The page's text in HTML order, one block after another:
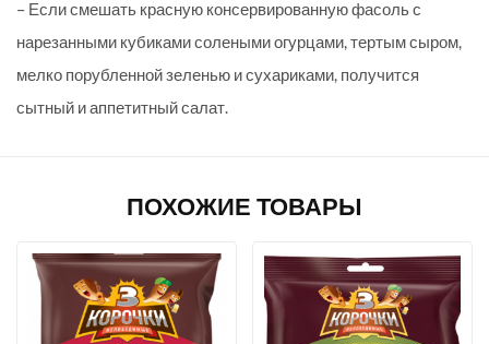
– Если смешать красную консервированную фасоль с
нарезанными кубиками солеными огурцами, тертым сыром,
мелко порубленной зеленью и сухариками, получится
сытный и аппетитный салат.
ПОХОЖИЕ ТОВАРЫ